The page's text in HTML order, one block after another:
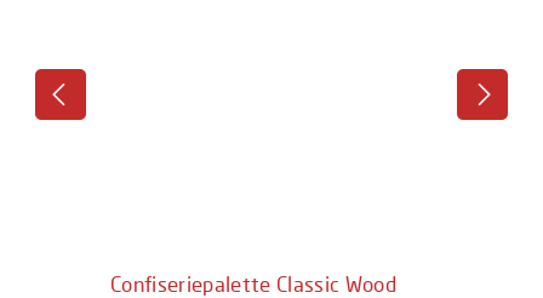
Confiseriepalette Classic Wood